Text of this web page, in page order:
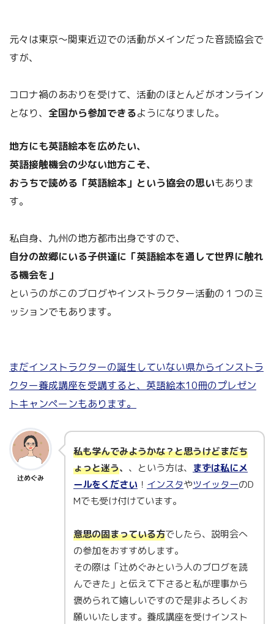
元々は東京～関東近辺での活動がメインだった音読協会で
すが、
コロナ禍のあおりを受けて、活動のほとんどがオンライン
となり、 全国から参加できるようになりました。
地方にも英語絵本を広めたい、
英語接触機会の少ない地方こそ、
おうちで読める「英語絵本」という協会の思いもありま
す。
私自身、九州の地方都市出身ですので、
自分の故郷にいる子供達に「英語絵本を通して世界に触れ
る機会を」
というのがこのブログやインストラクター活動の１つのミ
ッションでもあります。
まだインストラクターの誕生していない県からインストラ
クター養成講座を受講すると、英語絵本10冊のプレゼン
トキャンペーンもあります。
辻めぐみ
私も学んでみようかな？と思うけどまだち
ょっと迷う、 、という方は、 まずは私にメ
ールをください ！ インスタやツイッターのD
Mでも受け付けています。
意思の固まっている方でしたら、説明会へ
の参加をおすすめします。
その際は「辻めぐみという人のブログを読
んできた」と伝えて下さると私が理事から
褒められて嬉しいですので是非よろしくお
願いいたします。養成講座を受けインスト